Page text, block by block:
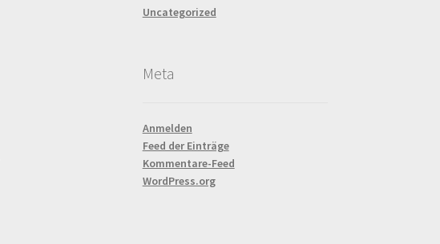
Uncategorized
Meta
Anmelden
Feed der Einträge
Kommentare-Feed
WordPress.org